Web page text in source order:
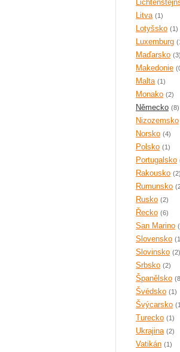
Litva (1)
Lotyšsko (1)
Luxemburg
Maďarsko (3)
Makedonie
Malta (1)
Monako (2)
Německo (8)
Nizozemsko
Norsko (4)
Polsko (1)
Portugalsko
Rakousko (2)
Rumunsko
Rusko (2)
Řecko (6)
San Marino
Slovensko
Slovinsko (2)
Srbsko (2)
Španělsko
Švédsko (1)
Švýcarsko
Turecko (1)
Ukrajina (2)
Vatikán (1)